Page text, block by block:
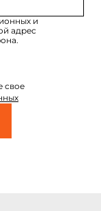
и
адрес
свое